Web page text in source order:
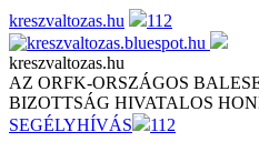
Skip
to
content
kreszvaltozas.hu 112
kreszvaltozas.hu
AZ ORFK-ORSZÁGOS
BIZOTTSÁG HIVATALOS
SEGÉLYHÍVÁS
112